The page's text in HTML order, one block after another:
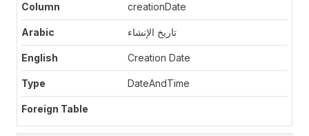
creationDate
تاريخ الإنشاء
Creation Date
DateAndTime